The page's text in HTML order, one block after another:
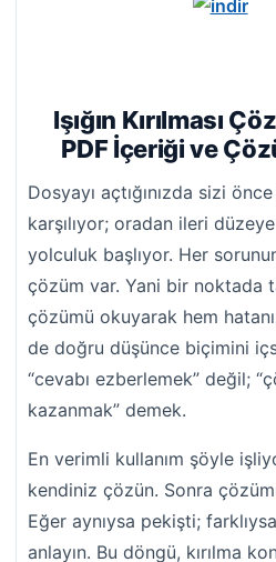
Işığın Kırılması
PDF İçeriği ve
Dosyayı açtığınızda sizi
karşılıyor; oradan ileri
yolculuk başlıyor. Her
çözüm var. Yani bir noktada
çözümü okuyarak hem
de doğru düşünce biçimini
“cevabı ezberlemek” değil;
kazanmak” demek.
En verimli kullanım şöyle
kendiniz çözün. Sonra
Eğer aynıysa pekişti;
anlayın. Bu döngü, kırılma